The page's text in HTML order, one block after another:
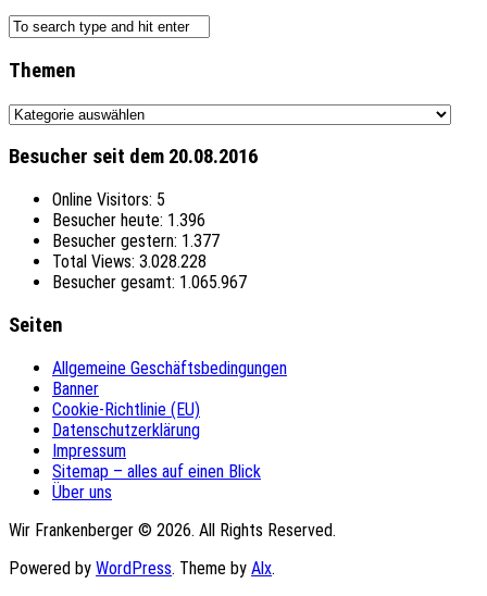
Themen
Themen
Besucher seit dem 20.08.2016
Online Visitors: 5
Besucher heute: 1.396
Besucher gestern: 1.377
Total Views: 3.028.228
Besucher gesamt: 1.065.967
Seiten
Allgemeine Geschäftsbedingungen
Banner
Cookie-Richtlinie (EU)
Datenschutzerklärung
Impressum
Sitemap – alles auf einen Blick
Über uns
Wir Frankenberger © 2026. All Rights Reserved.
Powered by WordPress. Theme by Alx.